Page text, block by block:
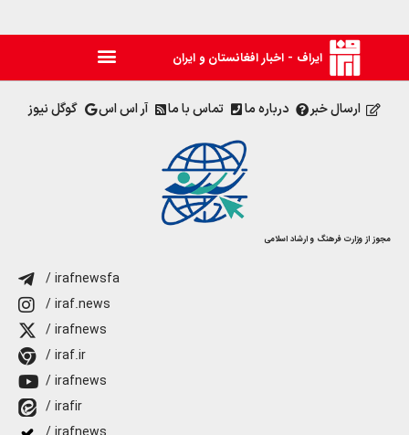
ایراف - اخبار افغانستان و ایران
ارسال خبر درباره ما تماس با ما آر اس اس گوگل نیوز
مجوز از وزارت فرهنگ و ارشاد اسلامی
/ irafnewsfa
/ iraf.news
/ irafnews
/ iraf.ir
/ irafnews
/ irafir